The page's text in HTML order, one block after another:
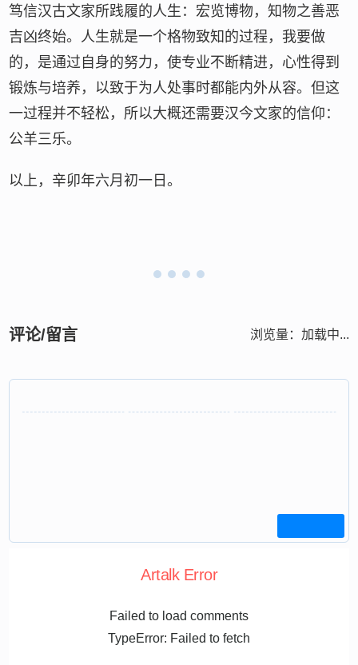
笃信汉古文家所践履的人生：宏览博物，知物之善恶
吉凶终始。人生就是一个格物致知的过程，我要做
的，是通过自身的努力，使专业不断精进，心性得到
锻炼与培养，以致于为人处事时都能内外从容。但这
一过程并不轻松，所以大概还需要汉今文家的信仰：
公羊三乐。
以上，辛卯年六月初一日。
评论/留言 浏览量： 加载中...
Artalk Error
Failed to load comments
TypeError: Failed to fetch